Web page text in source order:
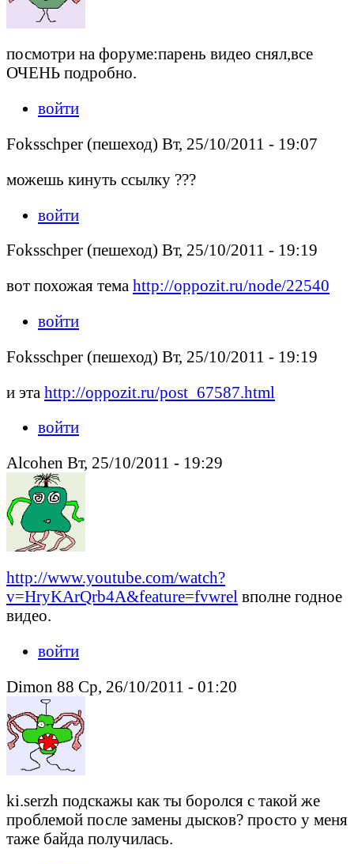
посмотри на форуме:парень видео снял,все
ОЧЕНЬ подробно.
войти
Foksschper (пешеход) Вт, 25/10/2011 - 19:07
можешь кинуть ссылку ???
войти
Foksschper (пешеход) Вт, 25/10/2011 - 19:19
вот похожая тема http://oppozit.ru/node/22540
войти
Foksschper (пешеход) Вт, 25/10/2011 - 19:19
и эта http://oppozit.ru/post_67587.html
войти
Alcohen Вт, 25/10/2011 - 19:29
http://www.youtube.com/watch?
v=HryKArQrb4A&feature=fvwrel вполне годное
видео.
войти
Dimon 88 Ср, 26/10/2011 - 01:20
ki.serzh подскажы как ты боролся с такой же
проблемой после замены дысков? просто у меня
таже байда получилась.